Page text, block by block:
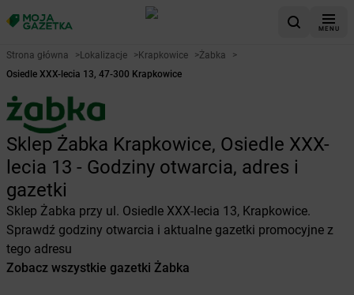
MENU
Strona główna >Lokalizacje >Krapkowice >Żabka
>
Osiedle XXX-lecia 13, 47-300 Krapkowice
Sklep Żabka Krapkowice, Osiedle XXX-
lecia 13 - Godziny otwarcia, adres i
gazetki
Sklep Żabka przy ul. Osiedle XXX-lecia 13, Krapkowice.
Sprawdź godziny otwarcia i aktualne gazetki promocyjne z
tego adresu
Zobacz wszystkie gazetki Żabka